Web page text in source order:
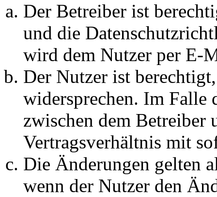
Der Betreiber ist
und die
wird dem Nutzer per E-
Der Nutzer ist
widersprechen. Im Falle
zwischen dem Betreiber
Vertragsverhältnis mit
Die Änderungen gelten
wenn der Nutzer den